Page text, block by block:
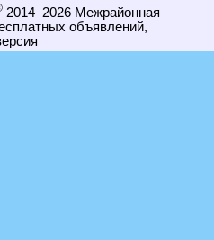
2014–2026 Межрайонная
объявлений,